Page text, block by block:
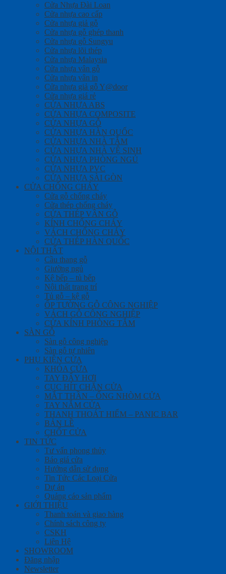
Cửa Nhựa Đài Loan
Cửa nhựa cao cấp
Cửa nhựa giả gỗ
Cửa nhựa gỗ ghép thanh
Cửa nhựa gỗ Sungyu
Cửa nhựa lõi thép
Cửa nhựa Malaysia
Cửa nhựa vân gỗ
Cửa nhựa vân in
Cửa nhựa giả gỗ Y@door
Cửa nhựa giá rẻ
CỬA NHỰA ABS
CỬA NHỰA COMPOSITE
CỬA NHỰA GỖ
CỬA NHỰA HÀN QUỐC
CỬA NHỰA NHÀ TẮM
CỬA NHỰA NHÀ VỆ SINH
CỬA NHỰA PHÒNG NGỦ
CỬA NHỰA PVC
CỬA NHỰA SÀI GÒN
CỬA CHỐNG CHÁY
Cửa gỗ chống cháy
Cửa thép chống cháy
CỬA THÉP VÂN GỖ
KÍNH CHỐNG CHÁY
VÁCH CHỐNG CHÁY
CỬA THÉP HÀN QUỐC
NỘI THẤT
Cầu thang gỗ
Giường ngủ
Kệ bếp – tủ bếp
Nội thất trang trí
Tủ gỗ – kệ gỗ
ỐP TƯỜNG GỖ CÔNG NGHIỆP
VÁCH GỖ CÔNG NGHIỆP
CỬA KÍNH PHÒNG TẮM
SÀN GỖ
Sàn gỗ công nghiệp
Sàn gỗ tự nhiên
PHỤ KIỆN CỬA
KHÓA CỬA
TAY ĐẨY HƠI
CỤC HÍT CHẶN CỬA
MẮT THẦN – ỐNG NHÒM CỬA
TAY NẮM CỬA
THANH THOÁT HIỂM – PANIC BAR
BẢN LỀ
CHỐT CỬA
TIN TỨC
Tư vấn phong thủy
Báo giá cửa
Hướng dẫn sử dụng
Tin Tức Các Loại Cửa
Dự án
Quảng cáo sản phẩm
GIỚI THIỆU
Thanh toán và giao hàng
Chính sách công ty
CSKH
Liên Hệ
SHOWROOM
Đăng nhập
Newsletter